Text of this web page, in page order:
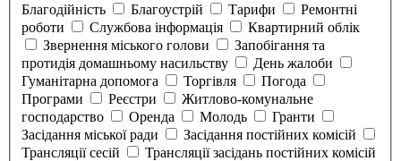
Благодійність
Благоустрій Тарифи
Ремонтні
роботи
Службова інформація
Квартирний облік
Звернення міського голови
Запобігання та
протидія домашньому насильству
День жалоби
Гуманітарна допомога
Торгівля
Погода
Програми
Реєстри
Житлово-комунальне
господарство
Оренда Молодь
Гранти
Засідання міської ради
Засідання постійних комісій
Трансляції сесій
Трансляції засідань постійних комісій